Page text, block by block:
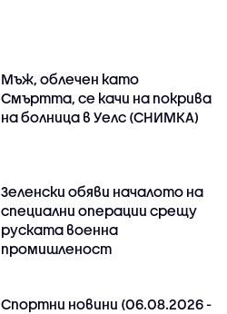
Мъж, облечен като
Смъртта, се качи на покрива
на болница в Уелс (СНИМКА)
Зеленски обяви началото на
специални операции срещу
руската военна
промишленост
Спортни новини (06.08.2026 -